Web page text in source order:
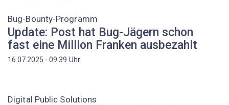
Bug-Bounty-Programm
Update: Post hat Bug-Jägern schon
fast eine Million Franken ausbezahlt
16.07.2025 - 09:39 Uhr
Digital Public Solutions